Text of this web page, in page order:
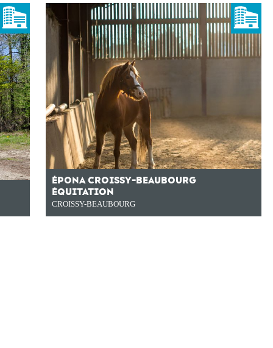
ÉPONA CROISSY-BEAUBOURG
ÉQUITATION
CROISSY-BEAUBOURG